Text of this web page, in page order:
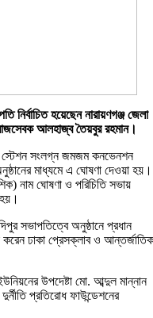
নির্বাচিত হয়েছেন নারায়ণগঞ্জ জেলা
আলহাজ্ব তৈয়বুর রহমান।
স্টেশন সংলগ্ন জমজম কনভেনশন
মাধ্যমে এ ঘোষণা দেওয়া হয়।
নাম ঘোষণা ও পরিচিতি সভায়
সভাপতিত্বে অনুষ্ঠানে প্রধান
করেন ঢাকা প্রেসক্লাব ও আন্তর্জাতিক
উপদেষ্টা মো. আব্দুল মান্নান
প্রতিরোধ ফাউন্ডেশনের